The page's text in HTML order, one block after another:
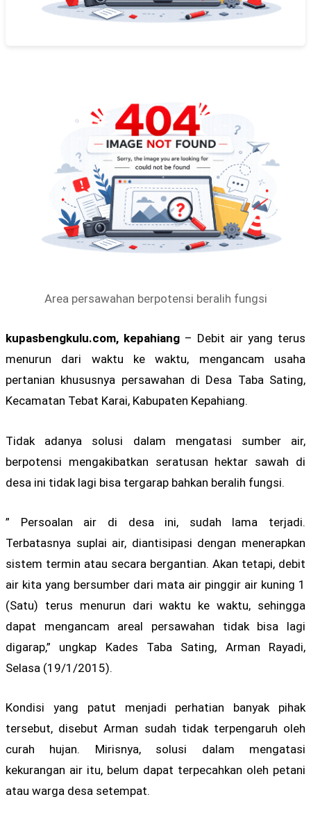
Area persawahan berpotensi beralih fungsi
kupasbengkulu.com, kepahiang – Debit air yang terus
menurun dari waktu ke waktu, mengancam usaha
pertanian khususnya persawahan di Desa Taba Sating,
Kecamatan Tebat Karai, Kabupaten Kepahiang.
Tidak adanya solusi dalam mengatasi sumber air,
berpotensi mengakibatkan seratusan hektar sawah di
desa ini tidak lagi bisa tergarap bahkan beralih fungsi.
” Persoalan air di desa ini, sudah lama terjadi.
Terbatasnya suplai air, diantisipasi dengan menerapkan
sistem termin atau secara bergantian. Akan tetapi, debit
air kita yang bersumber dari mata air pinggir air kuning 1
(Satu) terus menurun dari waktu ke waktu, sehingga
dapat mengancam areal persawahan tidak bisa lagi
digarap,” ungkap Kades Taba Sating, Arman Rayadi,
Selasa (19/1/2015).
Kondisi yang patut menjadi perhatian banyak pihak
tersebut, disebut Arman sudah tidak terpengaruh oleh
curah hujan. Mirisnya, solusi dalam mengatasi
kekurangan air itu, belum dapat terpecahkan oleh petani
atau warga desa setempat.